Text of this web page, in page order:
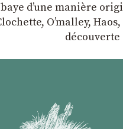
dʼune manière
Oʼmalley,
découverte